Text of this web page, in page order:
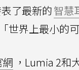
了最新的智慧
世界上最小的
網 ，Lumia 2和